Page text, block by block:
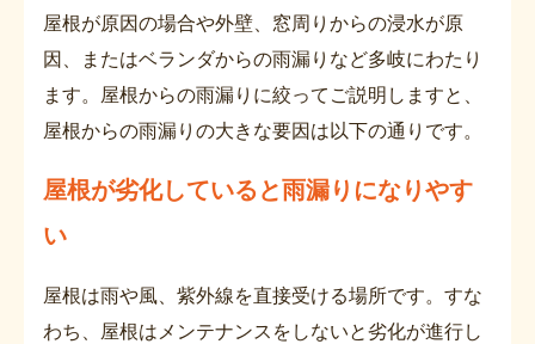
屋根が原因の場合や外壁、窓周りからの浸水が原
因、またはベランダからの雨漏りなど多岐にわたり
ます。屋根からの雨漏りに絞ってご説明しますと、
屋根からの雨漏りの大きな要因は以下の通りです。
屋根が劣化していると雨漏りになりやす
い
屋根は雨や風、紫外線を直接受ける場所です。すな
わち、屋根はメンテナンスをしないと劣化が進行し